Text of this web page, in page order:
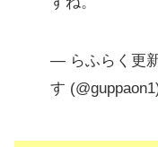
— らふらく更
す